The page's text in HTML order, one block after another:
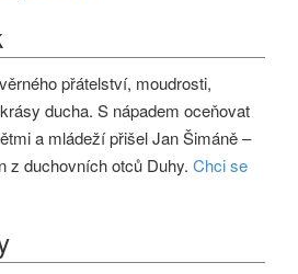
přátelství, moudrosti,
ducha. S nápadem oceňovat
a mládeží přišel Jan Šimáně –
z duchovních otců Duhy. Chci se